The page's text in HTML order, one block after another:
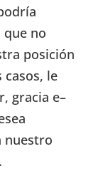
que no
posición
le
gracia e–
nuestro